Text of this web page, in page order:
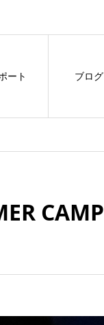
ート ブログ
CAMP